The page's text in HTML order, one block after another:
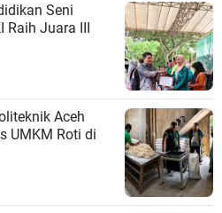
Seni
Raih Juara III
Aceh
UMKM Roti di